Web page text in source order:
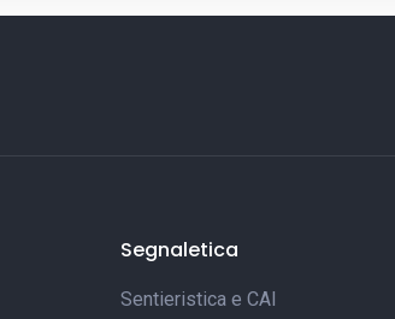
Segnaletica
Sentieristica e CAI